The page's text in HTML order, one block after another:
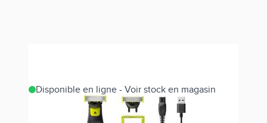
Disponible en ligne - Voir stock en magasin
Estimer les frais de port